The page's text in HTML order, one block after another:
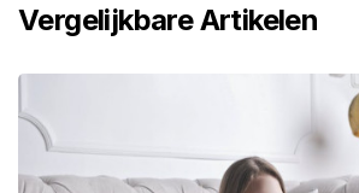
Vergelijkbare Artikelen